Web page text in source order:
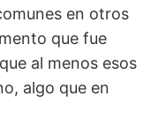
en otros
que fue
al menos esos
algo que en